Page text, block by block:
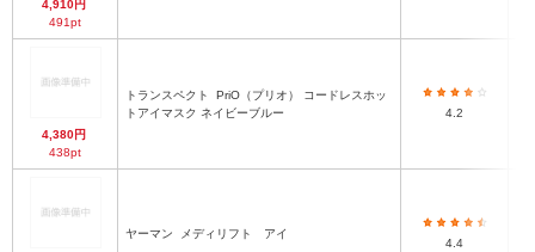
4,910円
491pt
4,380円
438pt
トランスペクト
トアイマスク ネイビーブルー
4.2
ヤーマン メディリフト アイ
4.4